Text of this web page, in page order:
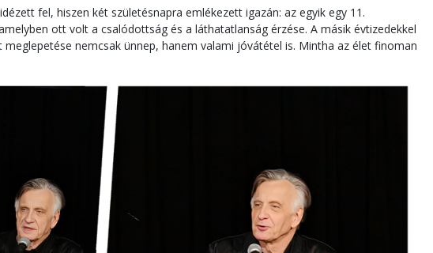
fel, hiszen két születésnapra emlékezett igazán: az egyik egy 11.
ott volt a csalódottság és a láthatatlanság érzése. A másik évtizedekkel
nemcsak ünnep, hanem valami jóvátétel is. Mintha az élet finoman